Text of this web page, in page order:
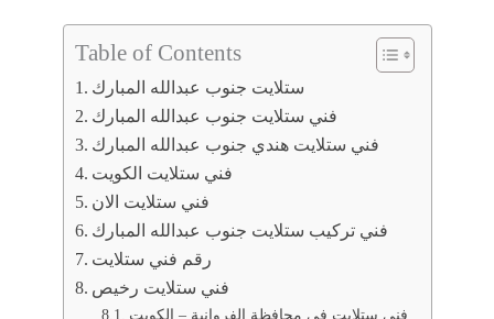
Table of Contents
ستلايت جنوب عبدالله المبارك
فني ستلايت جنوب عبدالله المبارك
فني ستلايت هندي جنوب عبدالله المبارك
فني ستلايت الكويت
فني ستلايت الان
فني تركيب ستلايت جنوب عبدالله المبارك
رقم فني ستلايت
فني ستلايت رخيص
فني ستلايت في محافظة الفروانية – الكويت